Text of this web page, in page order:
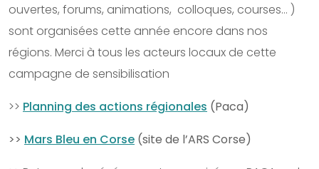
ouvertes, forums, animations, colloques, courses… )
sont organisées cette année encore dans nos
régions. Merci à tous les acteurs locaux de cette
campagne de sensibilisation
>> Planning des actions régionales (Paca)
>> Mars Bleu en Corse (site de l’ARS Corse)